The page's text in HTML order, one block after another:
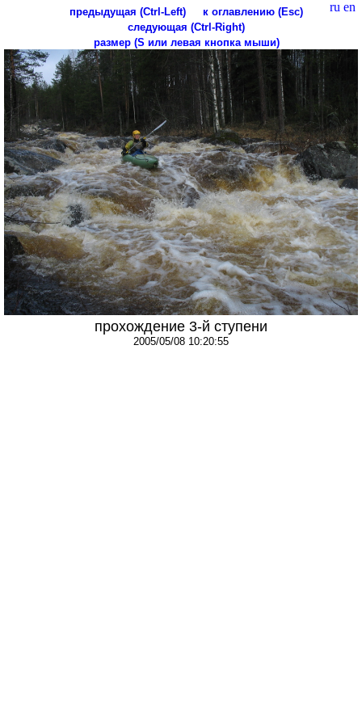
ru en
предыдущая (Ctrl-Left)
к оглавлению (Esc)
следующая (Ctrl-Right)
размер (S или левая кнопка мыши)
прохождение 3-й ступени
2005/05/08 10:20:55